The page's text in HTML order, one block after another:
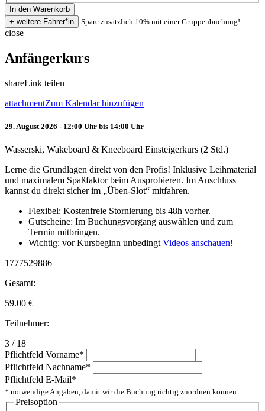
Spare zusätzlich 10% mit einer Gruppenbuchung!
close
Anfängerkurs
shareLink teilen
attachmentZum Kalendar hinzufügen
29. August 2026 - 12:00 Uhr bis 14:00 Uhr
Wasserski, Wakeboard & Kneeboard Einsteigerkurs (2 Std.)
Lerne die Grundlagen direkt von den Profis! Inklusive Leihmaterial
und maximalem Spaßfaktor beim Ausprobieren. Im Anschluss
kannst du direkt sicher im „Üben-Slot“ mitfahren.
Flexibel: Kostenfreie Stornierung bis 48h vorher.
Gutscheine: Im Buchungsvorgang auswählen und zum
Termin mitbringen.
Wichtig: vor Kursbeginn unbedingt Videos anschauen!
1777529886
Gesamt:
59.00 €
Teilnehmer:
3 / 18
Pflichtfeld Vorname*
Pflichtfeld Nachname*
Pflichtfeld E-Mail*
* notwendige Angaben, damit wir die Buchung richtig zuordnen können
Preisoption